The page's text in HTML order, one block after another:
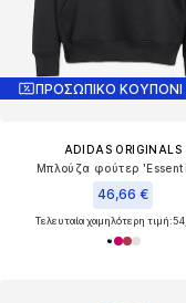
ΠΡΟΣΩΠΙΚΟ ΚΟΥΠΟΝΙ
ADIDAS ORIGINALS
Μπλούζα φούτερ
46,66 €
Τελευταία χαμηλότερη τιμή: